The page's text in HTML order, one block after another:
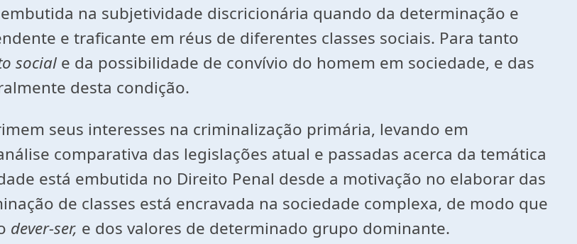
na subjetividade discricionária quando da determinação e
e traficante em réus de diferentes classes sociais. Para tanto
social e da possibilidade de convívio do homem em sociedade, e das
desta condição.
seus interesses na criminalização primária, levando em
comparativa das legislações atual e passadas acerca da temática
está embutida no Direito Penal desde a motivação no elaborar das
de classes está encravada na sociedade complexa, de modo que
dever-ser, e dos valores de determinado grupo dominante.